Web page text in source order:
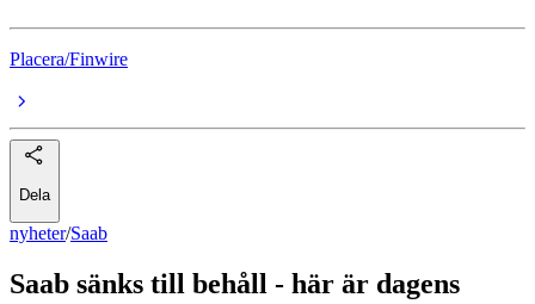
Placera/Finwire
Dela
nyheter/Saab
Saab sänks till behåll - här är dagens